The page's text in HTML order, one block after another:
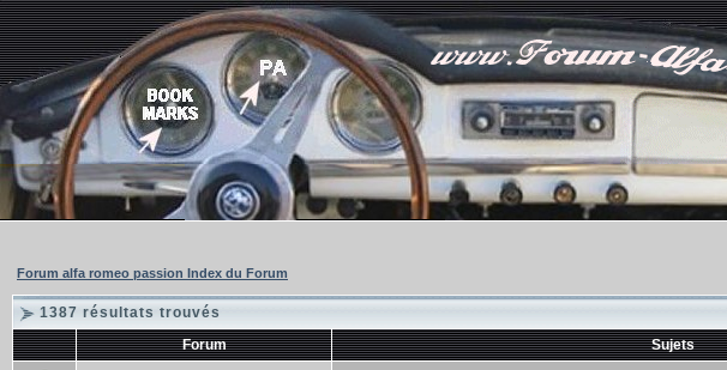
Forum alfa romeo passion Index du Forum
1387 résultats trouvés
Forum
Sujets